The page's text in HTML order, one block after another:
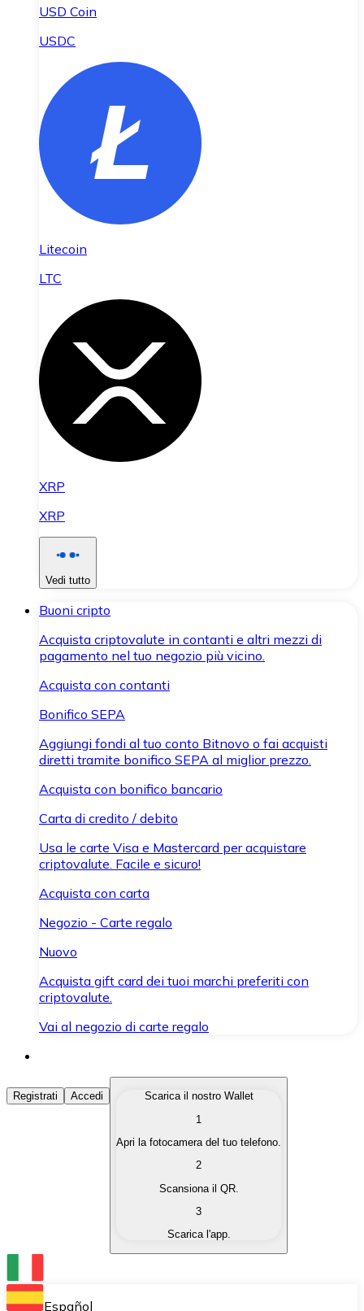
USD Coin
USDC
Litecoin
LTC
XRP
XRP
Vedi tutto
Buoni cripto
Acquista criptovalute in contanti e altri mezzi di
pagamento nel tuo negozio più vicino.
Acquista con contanti
Bonifico SEPA
Aggiungi fondi al tuo conto Bitnovo o fai acquisti
diretti tramite bonifico SEPA al miglior prezzo.
Acquista con bonifico bancario
Carta di credito / debito
Usa le carte Visa e Mastercard per acquistare
criptovalute. Facile e sicuro!
Acquista con carta
Negozio - Carte regalo
Nuovo
Acquista gift card dei tuoi marchi preferiti con
criptovalute.
Vai al negozio di carte regalo
Acquista Criptovalute
Acquista le criptovalute che ti interessano in modo
Converti le tue criptovalute in valuta fiat quando ne
Scambia una criptovaluta con un'altra
Conserva le tue cripto in un Wallet self-custodial.
Registrati Accedi
Scarica il nostro Wallet
1
Apri la fotocamera del tuo telefono.
2
Scansiona il QR.
3
Scarica l'app.
Español